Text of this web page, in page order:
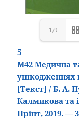
1/9
5
М42 Медична
ушкодженнях
[Текст] / Б. А.
Калмикова та
Прінт, 2019. —